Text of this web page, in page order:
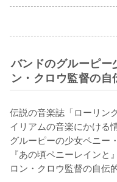
バンドのグルーピー
ン・クロウ監督の
伝説の音楽誌「ローリン
イリアムの音楽にかける
グルーピーの少女ペニー
『あの頃ペニーレイン
ロン・クロウ監督の自伝